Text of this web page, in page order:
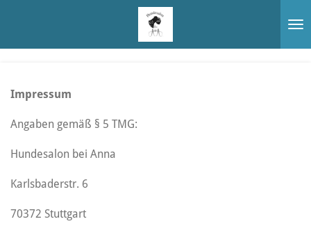
Impressum
Angaben gemäß § 5 TMG:
Hundesalon bei Anna
Karlsbaderstr. 6
70372 Stuttgart